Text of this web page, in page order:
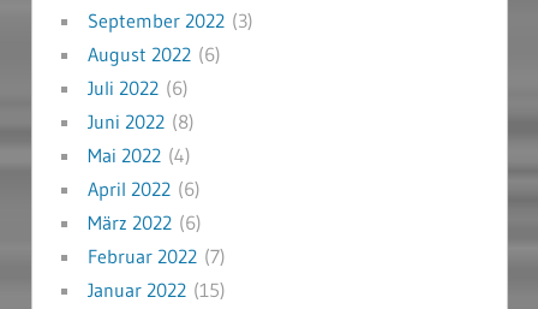
September 2022(3)
August 2022(6)
Juli 2022(6)
Juni 2022(8)
Mai 2022(4)
April 2022(6)
März 2022(6)
Februar 2022(7)
Januar 2022(15)